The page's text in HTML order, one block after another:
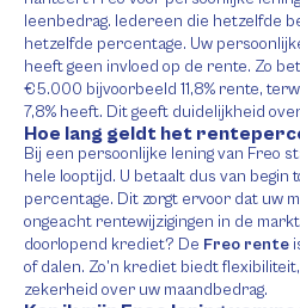
leenbedrag. Iedereen die hetzelfde
hetzelfde percentage. Uw
heeft geen invloed op de rente. Zo
€5.000 bijvoorbeeld 11,8% rente,
7,8% heeft. Dit geeft duidelijkheid
Hoe lang geldt het
Bij een persoonlijke lening van Freo
hele looptijd. U betaalt dus van begin
percentage. Dit zorgt ervoor dat uw
ongeacht rentewijzigingen in de
doorlopend krediet? De Freo rente
of dalen. Zo’n krediet biedt
zekerheid over uw maandbedrag.